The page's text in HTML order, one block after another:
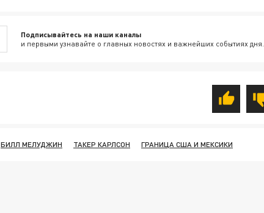
Подписывайтесь на наши каналы
и первыми узнавайте о главных новостях и важнейших событиях дня.
БИЛЛ МЕЛУДЖИН ТАКЕР КАРЛСОН ГРАНИЦА США И МЕКСИКИ